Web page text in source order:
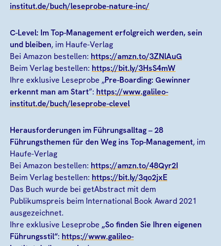
institut.de/buch/leseprobe-nature-inc/
C-Level: Im Top-Management erfolgreich werden, sein
und bleiben, im Haufe-Verlag
Bei Amazon bestellen: https://amzn.to/3ZNlAuG
Beim Verlag bestellen: https://bit.ly/3HsS4mW
Ihre exklusive Leseprobe „Pre-Boarding: Gewinner
erkennt man am Start”: https://www.galileo-
institut.de/buch/leseprobe-clevel
Herausforderungen im Führungsalltag– 28
Führungsthemen für den Weg ins Top-Management, im
Haufe-Verlag
Bei Amazon bestellen: https://amzn.to/48Qyr2I
Beim Verlag bestellen: https://bit.ly/3qo2jxE
Das Buch wurde bei getAbstract mit dem
Publikumspreis beim International Book Award 2021
ausgezeichnet.
Ihre exklusive Leseprobe „So finden Sie Ihren eigenen
Führungsstil“: https://www.galileo-